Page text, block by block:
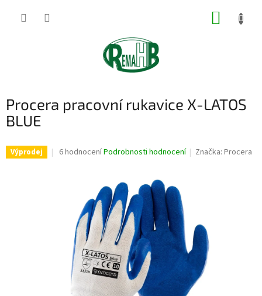
Procera pracovní rukavice X-LATOS
BLUE
Výprodej
Průměrné
hvězdiček.
6 hodnoceníPodrobnosti hodnocení Značka:Procera